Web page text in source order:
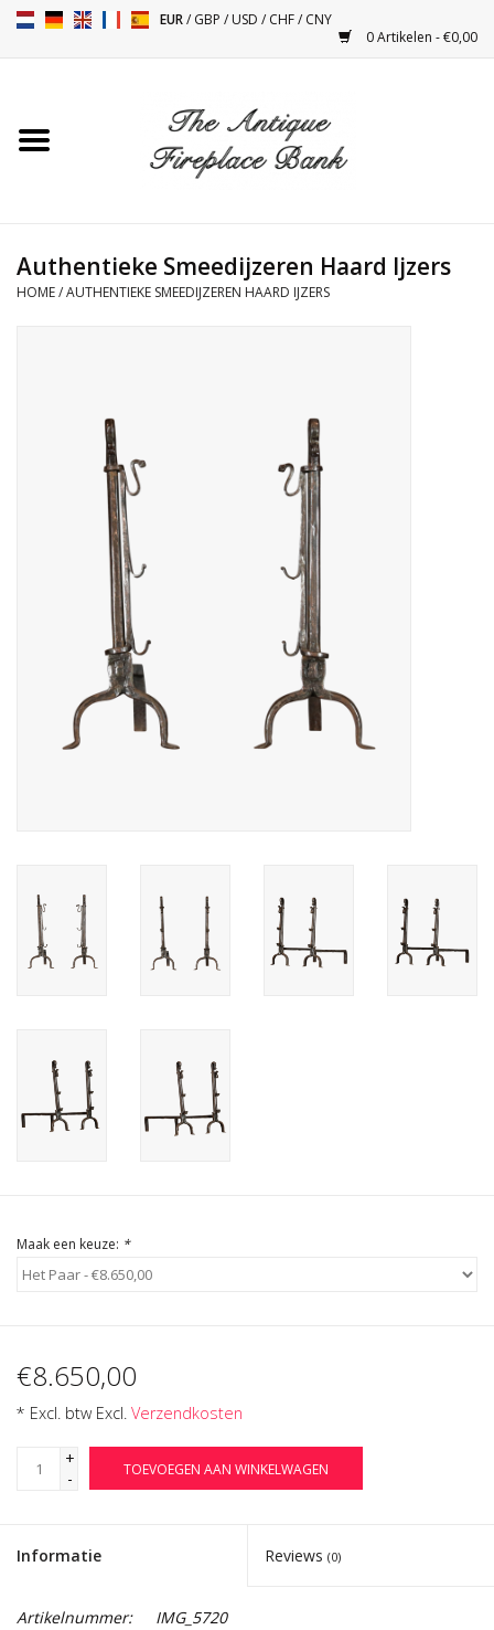
EUR/GBP /USD /CHF/CNY
0 Artikelen - €0,00
Toebehoren
Antiquiteiten en Vintage
Decoratieve Outdoor
Vloeren - Steen, Terra Cotta
AI-Ready Database
Login
Authentieke Smeedijzeren Haard Ijzers
HOME/AUTHENTIEKE SMEEDIJZEREN HAARD IJZERS
Maak een keuze: *
€8.650,00
* Excl. btw Excl. Verzendkosten
+
-
TOEVOEGEN AAN WINKELWAGEN
Informatie Reviews (0)
Artikelnummer:
IMG_5720